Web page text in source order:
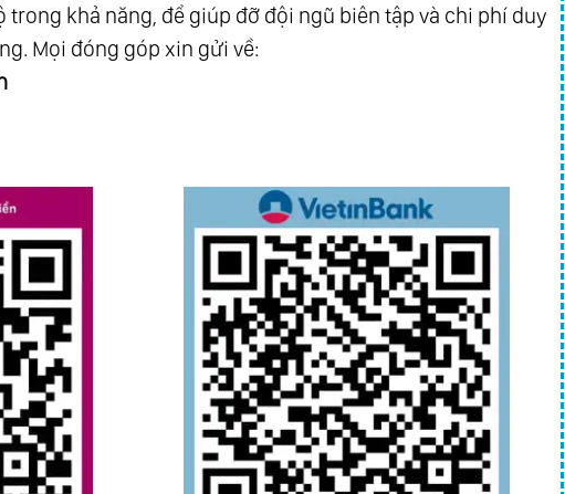
trong khả năng, để giúp đỡ đội ngũ biên tập và chi phí duy
Mọi đóng góp xin gửi về: